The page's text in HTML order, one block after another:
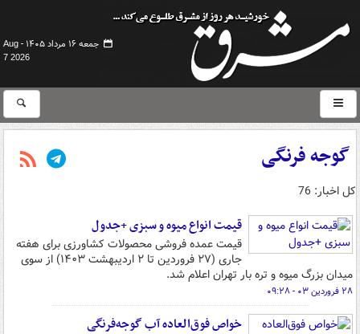
جمعه ۱۶ مرداد ۱۴۰۵ -
Aug
7 2026
گوجه فرنگی
کل اخبار: 76
قیمت انواع میوه و سبزی +جدول
قیمت عمده فروشی محصولات کشاورزی برای هفته
جاری (۲۷ فروردین تا ۲ اردیبهشت ۱۴۰۳) از سوی
میدان بزرگ میوه و تره بار تهران اعلام شد.
۲۸ فروردین ۰۳ - ۰۹:۲۸
خواص فوق‌العاده آب گوجه‌فرنگی